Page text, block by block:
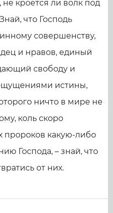
кроется ли волк под
что Господь
совершенству,
и нравов, единый
свободу и
истины,
ничто в мире не
коль скоро
пророков какую-либо
Господа, – знай, что
от них.